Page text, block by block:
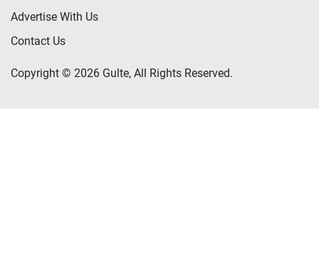
Advertise With Us
Contact Us
Copyright © 2026 Gulte, All Rights Reserved.